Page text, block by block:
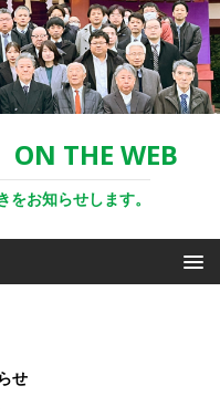
THE WEB
お知らせします。
せ